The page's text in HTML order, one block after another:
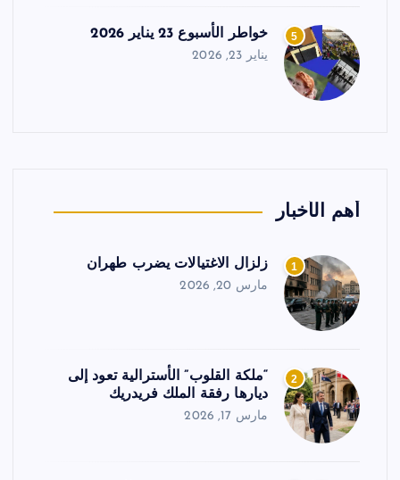
5 خواطر الأسبوع 23 يناير 2026
يناير 23, 2026
أهم الأخبار
1 زلزال الاغتيالات يضرب طهران
مارس 20, 2026
2
“ملكة القلوب” الأسترالية تعود إلى
ديارها رفقة الملك فريدريك
مارس 17, 2026